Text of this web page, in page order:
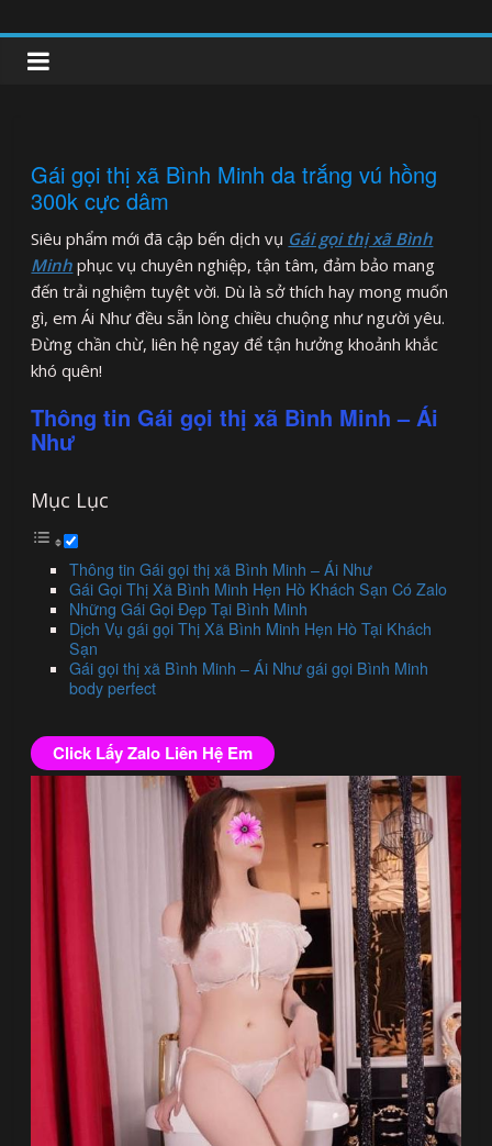
to
content
clipnonglive.com
Gái gọi thị xã Bình Minh da trắng vú hồng
300k cực dâm
Siêu phẩm mới đã cập bến dịch vụ Gái gọi thị xã Bình
Minh phục vụ chuyên nghiệp, tận tâm, đảm bảo mang
đến trải nghiệm tuyệt vời. Dù là sở thích hay mong muốn
gì, em Ái Như đều sẵn lòng chiều chuộng như người yêu.
Đừng chần chừ, liên hệ ngay để tận hưởng khoảnh khắc
khó quên!
Thông tin Gái gọi thị xã Bình Minh – Ái
Như
Mục Lục
Thông tin Gái gọi thị xã Bình Minh – Ái Như
Gái Gọi Thị Xã Bình Minh Hẹn Hò Khách Sạn Có Zalo
Những Gái Gọi Đẹp Tại Bình Minh
Dịch Vụ gái gọi Thị Xã Bình Minh Hẹn Hò Tại Khách
Sạn
Gái gọi thị xã Bình Minh – Ái Như gái gọi Bình Minh
body perfect
Click Lấy Zalo Liên Hệ Em